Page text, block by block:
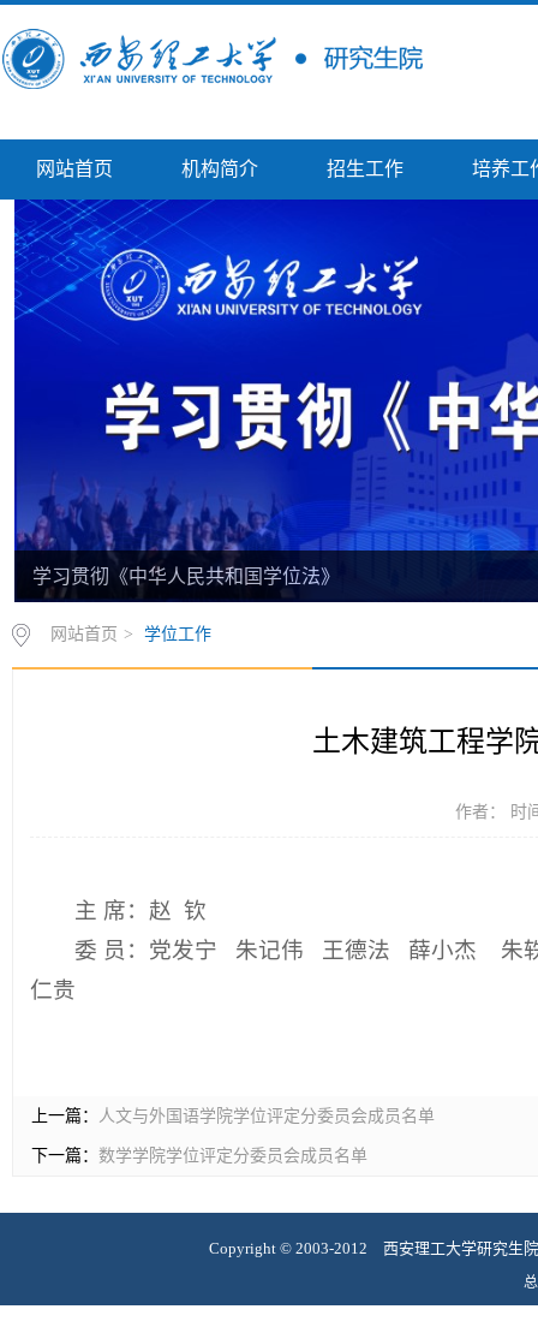
网站首页 机构简介 招生工作 培养工
学习贯彻《中华人民共和国学位法》
网站首页 > 学位工作
土木建筑工程学
作者： 时
主 席：赵 钦
委 员： 党发宁 朱记伟 王德法
薛小杰 朱
仁贵
上一篇： 人文与外国语学院学位评定分委员会成员名单
下一篇： 数学学院学位评定分委员会成员名单
Copyright © 2003-2012 西安理工大学研究生